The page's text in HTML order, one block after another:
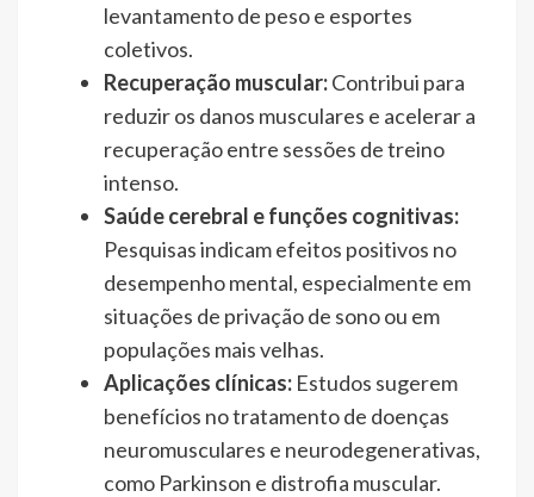
levantamento de peso e esportes
coletivos.
Recuperação muscular:Contribui para
reduzir os danos musculares e acelerar a
recuperação entre sessões de treino
intenso.
Saúde cerebral e funções cognitivas:
Pesquisas indicam efeitos positivos no
desempenho mental, especialmente em
situações de privação de sono ou em
populações mais velhas.
Aplicações clínicas: Estudos sugerem
benefícios no tratamento de doenças
neuromusculares e neurodegenerativas,
como Parkinson e distrofia muscular.